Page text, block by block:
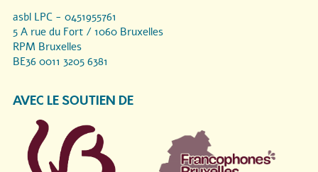
asbl LPC - 0451955761
5 A rue du Fort / 1060 Bruxelles
RPM Bruxelles
BE36 0011 3205 6381
AVEC LE SOUTIEN DE